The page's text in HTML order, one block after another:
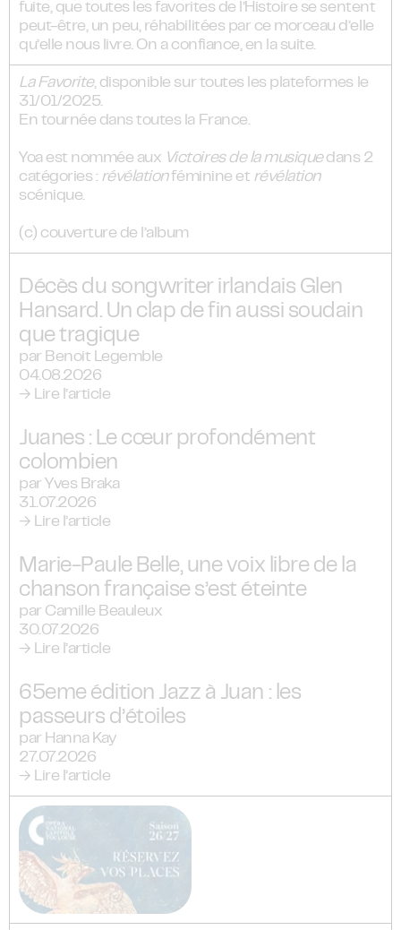
fuite, que toutes les favorites de l’Histoire se sentent
peut-être, un peu, réhabilitées par ce morceau d’elle
qu’elle nous livre. On a confiance, en la suite.
La Favorite, disponible sur toutes les plateformes le
31/01/2025.
En tournée dans toutes la France.
Yoa est nommée aux Victoires de la musiquedans 2
catégories : révélationféminine et révélation
scénique.
(c) couverture de l’album
Décès du songwriter irlandais Glen
Hansard. Un clap de fin aussi soudain
que tragique
par Benoit Legemble
04.08.2026
→ Lire l’article
Juanes : Le cœur profondément
colombien
par Yves Braka
31.07.2026
→ Lire l’article
Marie-Paule Belle, une voix libre de la
chanson française s’est éteinte
par Camille Beauleux
30.07.2026
→ Lire l’article
65eme édition Jazz à Juan : les
passeurs d’étoiles
par Hanna Kay
27.07.2026
→ Lire l’article